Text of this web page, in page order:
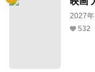
2027
532